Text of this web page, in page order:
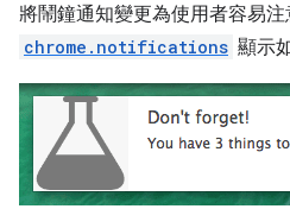
將鬧鐘通知變更為使用者容易
chrome.notifications 顯示